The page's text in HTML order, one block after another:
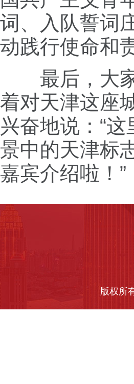
词、入队誓词
动践行使命和
最后，大家
着对天津这座
兴奋地说：“
景中的天津标
嘉宾介绍啦！”
版权所